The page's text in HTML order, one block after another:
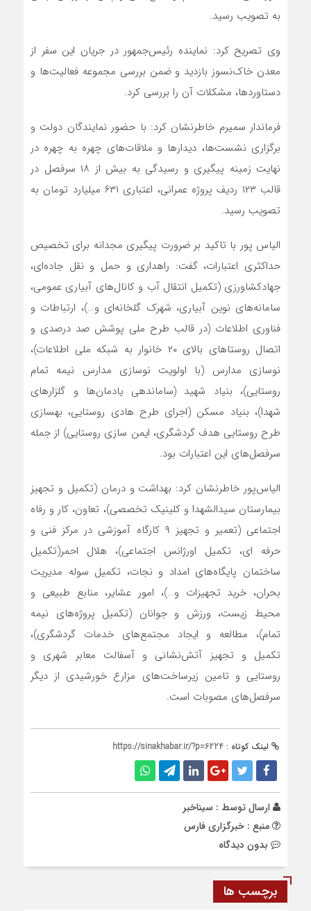
به تصویب رسید.
وی تصریح کرد: نماینده رئیس‌جمهور در جریان این سفر از
معدن خاک‌نسوز بازدید و ضمن بررسی مجموعه فعالیت‌ها و
دستاوردها، مشکلات آن را بررسی کرد.
فرماندار سمیرم خاطرنشان کرد: با حضور نمایندگان دولت و
برگزاری نشست‌ها، دیدارها و ملاقات‌های چهره به چهره در
نهایت زمینه پیگیری و رسیدگی به بیش از ۱۸ سرفصل در
قالب ۱۲۳ ردیف پروژه عمرانی، اعتباری ۶۳۱ میلیارد تومان به
تصویب رسید.
الیاس پور با تاکید بر ضرورت پیگیری مجدانه برای تخصیص
حداکثری اعتبارات، گفت: راهداری و حمل و نقل جاده‌ای،
جهادکشاورزی (تکمیل انتقال آب و کانال‌های آبیاری عمومی،
سامانه‌های نوین آبیاری، شهرک گلخانه‌ای و…)، ارتباطات و
فناوری اطلاعات (در قالب طرح ملی پوشش صد درصدی و
اتصال روستاهای بالای ۲۰ خانوار به شبکه ملی اطلاعات)،
نوسازی مدارس (با اولویت نوسازی مدارس نیمه تمام
روستایی)، بنیاد شهید (ساماندهی یادمان‌ها و گلزارهای
شهدا)، بنیاد مسکن (اجرای طرح هادی روستایی، بهسازی
طرح روستایی هدف گردشگری، ایمن سازی روستایی) از جمله
سرفصل‌های این اعتبارات بود.
الیاس‌پور خاطرنشان کرد: بهداشت و درمان (تکمیل و تجهیز
بیمارستان سیدالشهدا و کلینیک تخصصی)، تعاون، کار و رفاه
اجتماعی (تعمیر و تجهیز ۹ کارگاه آموزشی در مرکز فنی و
حرفه ای، تکمیل اورژانس اجتماعی)، هلال احمر(تکمیل
ساختمان پایگاه‌های امداد و نجات، تکمیل سوله مدیریت
بحران، خرید تجهیزات و…)، امور عشایر، منابع طبیعی و
محیط زیست، ورزش و جوانان (تکمیل پروژه‌های نیمه
تمام)، مطالعه و ایجاد مجتمع‌های خدمات گردشگری)،
تکمیل و تجهیز آتش‌نشانی و آسفالت معابر شهری و
روستایی و تامین زیرساخت‌های مزارع خورشیدی از دیگر
سرفصل‌های مصوبات است.
لینک کوتاه : https://sinakhabar.ir/?p=6224
ارسال توسط : سیناخبر
منبع : خبرگزاری فارس
بدون دیدگاه
برچسب ها